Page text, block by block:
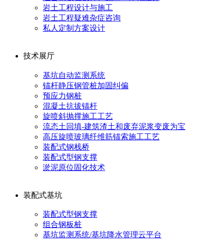
岩土工程设计与施工
岩土工程疑难杂症咨询
私人定制方案设计
技术展厅
基坑自动监测系统
锚杆静压钢管桩加固纠偏
预应力钢桩
混凝土抗拔锚杆
旋喷斜抛撑施工工艺
流态土回填-建筑渣土和废弃泥浆变废为宝
高压旋喷玻璃纤维筋锚索施工工艺
装配式钢栈桥
装配式型钢支撑
淤泥原位固化技术
装配式基坑
装配式型钢支撑
组合钢板桩
基坑监测系统/基坑降水管理云平台